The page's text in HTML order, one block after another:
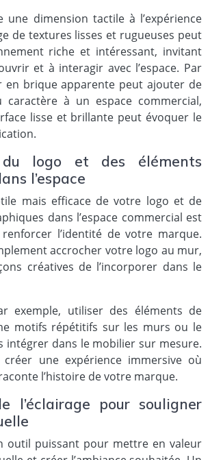
une dimension tactile à l’expérience
de textures lisses et rugueuses peut
riche et intéressant, invitant
et à interagir avec l’espace. Par
en brique apparente peut ajouter de
à un espace commercial,
lisse et brillante peut évoquer le
du logo et des éléments
l’espace
mais efficace de votre logo et de
dans l’espace commercial est
l’identité de votre marque.
accrocher votre logo au mur,
créatives de l’incorporer dans le
exemple, utiliser des éléments de
motifs répétitifs sur les murs ou le
intégrer dans le mobilier sur mesure.
créer une expérience immersive où
l’histoire de votre marque.
l’éclairage pour souligner
outil puissant pour mettre en valeur